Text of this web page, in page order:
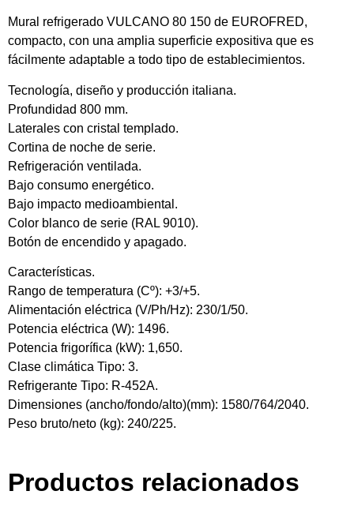
Mural refrigerado VULCANO 80 150 de EUROFRED,
compacto, con una amplia superficie expositiva que es
fácilmente adaptable a todo tipo de establecimientos.
Tecnología, diseño y producción italiana.
Profundidad 800 mm.
Laterales con cristal templado.
Cortina de noche de serie.
Refrigeración ventilada.
Bajo consumo energético.
Bajo impacto medioambiental.
Color blanco de serie (RAL 9010).
Botón de encendido y apagado.
Características.
Rango de temperatura (Cº): +3/+5.
Alimentación eléctrica (V/Ph/Hz): 230/1/50.
Potencia eléctrica (W): 1496.
Potencia frigorífica (kW): 1,650.
Clase climática Tipo: 3.
Refrigerante Tipo: R-452A.
Dimensiones (ancho/fondo/alto)(mm): 1580/764/2040.
Peso bruto/neto (kg): 240/225.
Productos relacionados